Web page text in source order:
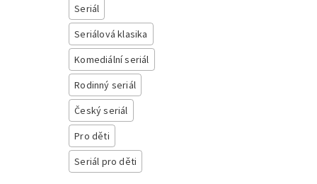
Seriál
Seriálová klasika
Komediální seriál
Rodinný seriál
Český seriál
Pro děti
Seriál pro děti